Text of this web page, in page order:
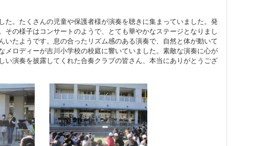
。たくさんの児童や保護者様が演奏を聴きに集まっていました。発
の様子はコンサートのようで、とても華やかなステージとなりまし
たようです。息の合ったリズム感のある演奏で、自然と体が動いて
ロディーが吉川小学校の校庭に響いていました。素敵な演奏に心が
演奏を披露してくれた合奏クラブの皆さん、本当にありがとうござ